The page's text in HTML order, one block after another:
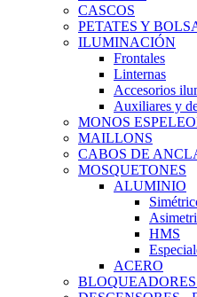
CASCOS
PETATES Y
ILUMINACIÓN
Frontales
Linternas
Accesorios
Auxiliares y
MONOS
MAILLONS
CABOS DE
MOSQUETONES
ALUMINIO
HMS
ACERO